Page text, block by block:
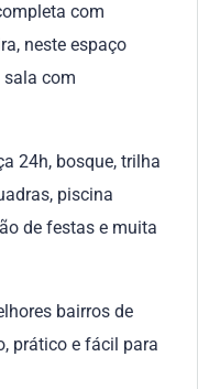
com
neste espaço
com
24h, bosque, trilha
piscina
de festas e muita
bairros de
prático e fácil para